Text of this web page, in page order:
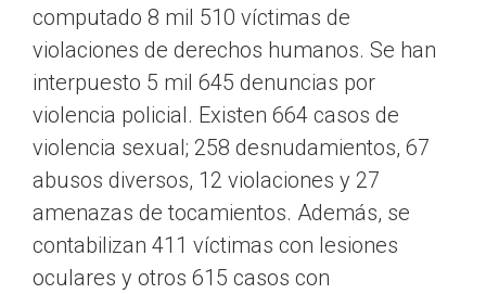
computado 8 mil 510 víctimas de
violaciones de derechos humanos. Se han
interpuesto 5 mil 645 denuncias por
violencia policial. Existen 664 casos de
violencia sexual; 258 desnudamientos, 67
abusos diversos, 12 violaciones y 27
amenazas de tocamientos. Además, se
contabilizan 411 víctimas con lesiones
oculares y otros 615 casos con